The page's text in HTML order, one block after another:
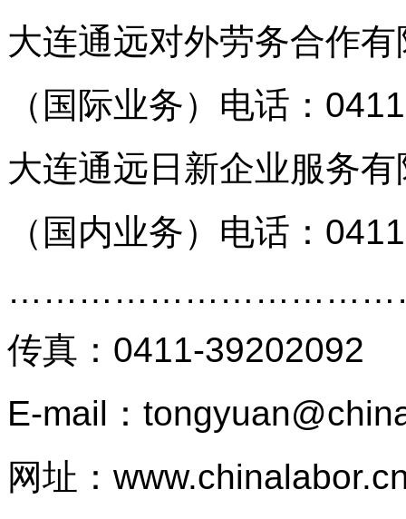
大连通远对外劳务合作有
（国际业务） 电话：
大连通远日新企业服务有
（国内业务） 电话：
传真 ： 0411-39202092
E-mail：
网址：